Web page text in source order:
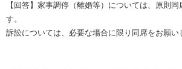
【回答】家事調停（離婚等）については、原則
す。
訴訟については、必要な場合に限り同席をお願い